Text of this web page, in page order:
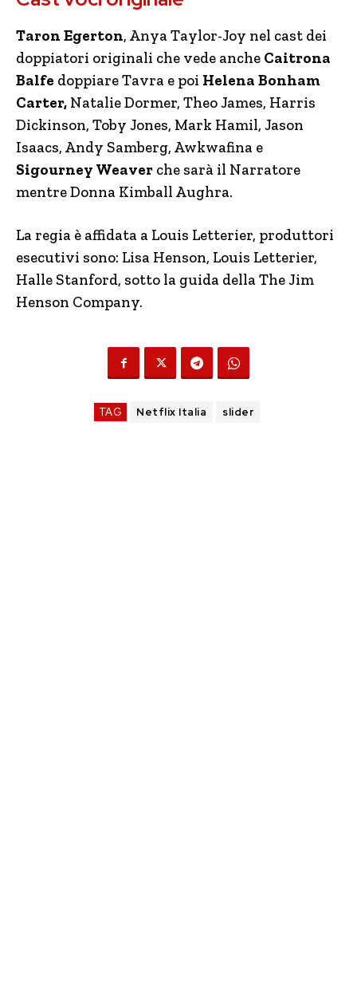
Taron Egerton, Anya Taylor-Joy nel cast dei
doppiatori originali che vede anche Caitrona
Balfe doppiare Tavra e poi Helena Bonham
Carter, Natalie Dormer, Theo James, Harris
Dickinson, Toby Jones, Mark Hamil, Jason
Isaacs, Andy Samberg, Awkwafina e
Sigourney Weaver che sarà il Narratore
mentre Donna Kimball Aughra.
La regia è affidata a Louis Letterier, produttori
esecutivi sono: Lisa Henson, Louis Letterier,
Halle Stanford, sotto la guida della The Jim
Henson Company.
TAG Netflix Italia slider